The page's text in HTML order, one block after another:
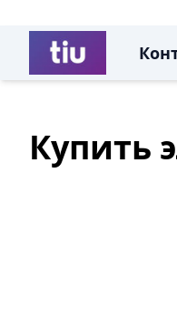
Купить